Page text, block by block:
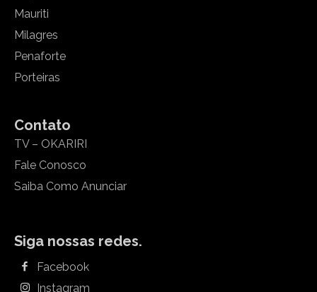
Mauriti
Milagres
Penaforte
Porteiras
Contato
TV – OKARIRI
Fale Conosco
Saiba Como Anunciar
Siga nossas redes.
Facebook
Instagram